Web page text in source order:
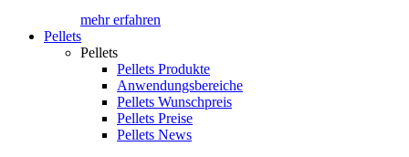
mehr erfahren
Pellets
Pellets
Pellets Produkte
Anwendungsbereiche
Pellets Wunschpreis
Pellets Preise
Pellets News